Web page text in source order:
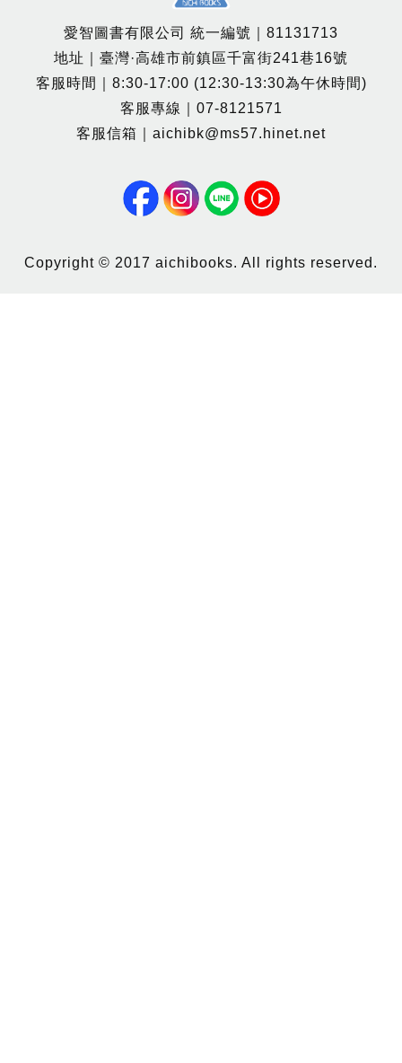
愛智圖書有限公司 統一編號｜81131713
地址｜臺灣·高雄市前鎮區千富街241巷16號
客服時間｜8:30-17:00 (12:30-13:30為午休時間)
客服專線｜07-8121571
客服信箱｜aichibk@ms57.hinet.net
Copyright © 2017 aichibooks. All rights reserved.